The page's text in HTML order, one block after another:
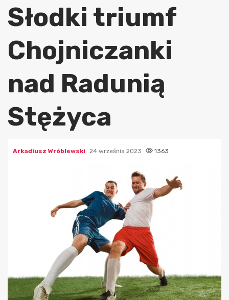
Słodki triumf
Chojniczanki
nad Radunią
Stężyca
Arkadiusz Wróblewski 24 września 2023 1363